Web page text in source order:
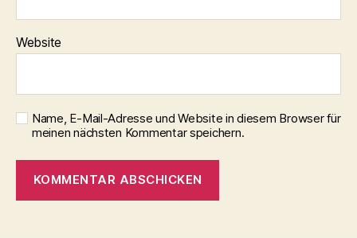
Website
Name, E-Mail-Adresse und Website in diesem Browser für
meinen nächsten Kommentar speichern.